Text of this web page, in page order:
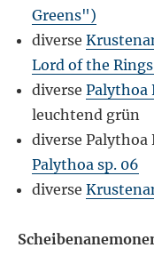
Greens")
diverse
Lord of the
diversePalythoa
leuchtend grün
diverse
Palythoa sp. 06
diverse